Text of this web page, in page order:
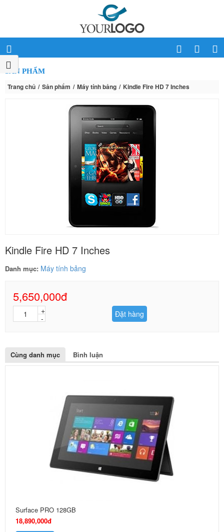
SẢN PHẨM
Trang chủ Sản phẩm Máy tính bảng Kindle Fire HD 7 Inches
Kindle Fire HD 7 Inches
Danh mục: Máy tính bảng
5,650,000đ
Đặt hàng
Cùng danh mục Bình luận
Surface PRO 128GB
18,890,000đ